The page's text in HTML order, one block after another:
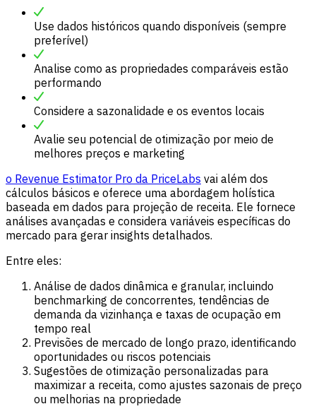
Use dados históricos quando disponíveis (sempre
preferível)
Analise como as propriedades comparáveis estão
performando
Considere a sazonalidade e os eventos locais
Avalie seu potencial de otimização por meio de
melhores preços e marketing
o Revenue Estimator Pro da PriceLabs vai além dos
cálculos básicos e oferece uma abordagem holística
baseada em dados para projeção de receita. Ele fornece
análises avançadas e considera variáveis específicas do
mercado para gerar insights detalhados.
Entre eles:
Análise de dados dinâmica e granular, incluindo
benchmarking de concorrentes, tendências de
demanda da vizinhança e taxas de ocupação em
tempo real
Previsões de mercado de longo prazo, identificando
oportunidades ou riscos potenciais
Sugestões de otimização personalizadas para
maximizar a receita, como ajustes sazonais de preço
ou melhorias na propriedade